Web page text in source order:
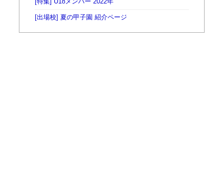
[特集] U18メンバー 2022年
[出場校] 夏の甲子園 紹介ページ